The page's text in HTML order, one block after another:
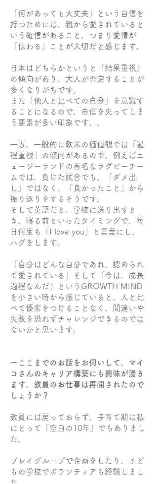
「何があっても大丈夫」という自信を
持つためには、親から愛されていると
いう確信があること、つまり愛情が
「伝わる」ことが大切だと感じます。
日本はどちらかというと「結果重視」
の傾向があり、大人が否定することが
多くなりがちです。
また「他人と比べての自分」を意識す
ることになるので、自信を失ってしま
う要素が多い印象です。。
一方、一般的に欧米の価値観では「過
程重視」の傾向があるので、例えばニ
ュージーランドの有名なラグビーチー
ムでは、負けた試合でも、「ダメ出
し」ではなく、「良かったこと」から
振り返りをするそうです。
そして英語だと、学校に送り出すと
き、寝る前といったタイミングで、毎
日何度も「I love you」と言葉にし、
ハグをします。
「自分はどんな自分であれ、認められ
て愛されている」そして「今は、成長
過程なんだ」というGROWTH MIND
を小さい時から感じていると、人と比
べて優劣をつけることなく、間違いや
失敗を恐れずチャレンジできるのでは
ないかと思います。
ーここまでのお話をお伺いして、マイ
コさんのキャリア構築にも興味が湧き
ます。教員のお仕事は再開されたので
しょうか？
教員には戻っておらず、子育て期は私
にとって「空白の10年」でもありまし
た。
プレイグループで企画をしたり、子ど
もの学校でボランティアも経験しまし